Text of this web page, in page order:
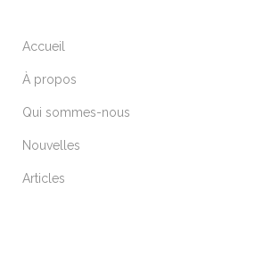
Accueil
À propos
Qui sommes-nous
Nouvelles
Articles